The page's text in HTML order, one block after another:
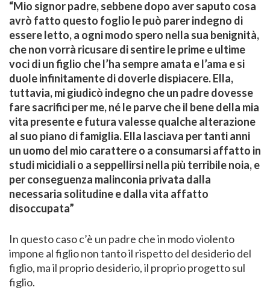
“Mio signor padre, sebbene dopo aver saputo cosa
avrò fatto questo foglio le può parer indegno di
essere letto, a ogni modo spero nella sua benignità,
che non vorrà ricusare di sentire le prime e ultime
voci di un figlio che l’ha sempre amata e l’ama e si
duole infinitamente di doverle dispiacere. Ella,
tuttavia, mi giudicò indegno che un padre dovesse
fare sacrifici per me, né le parve che il bene della mia
vita presente e futura valesse qualche alterazione
al suo piano di famiglia. Ella lasciava per tanti anni
un uomo del mio carattereo a consumarsi affatto in
studi micidiali o a seppellirsi nella più terribile noia, e
per conseguenza malinconia privata dalla
necessaria solitudine e dalla vita affatto
disoccupata”
In questo caso c’è un padre che in modo violento
impone al figlio non tanto il rispetto del desiderio del
figlio, ma il proprio desiderio, il proprio progetto sul
figlio.